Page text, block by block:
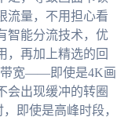
流量，不用担心看
智能分流技术，优
，再加上精选的回
带宽——即使是4K画
会出现缓冲的转圈
即使是高峰时段，